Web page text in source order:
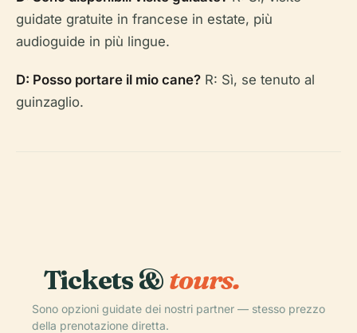
guidate gratuite in francese in estate, più
audioguide in più lingue.
D: Posso portare il mio cane? R: Sì, se tenuto al
guinzaglio.
Tickets &tours.
Sono opzioni guidate dei nostri partner — stesso prezzo
della prenotazione diretta.